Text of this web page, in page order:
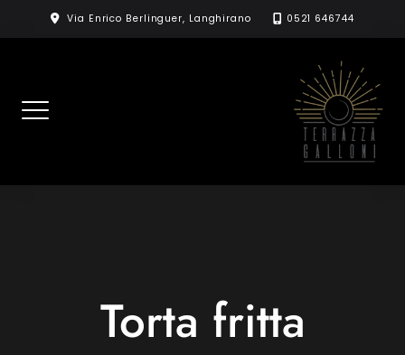
to
Via Enrico Berlinguer, Langhirano 0521 646744
Torta fritta